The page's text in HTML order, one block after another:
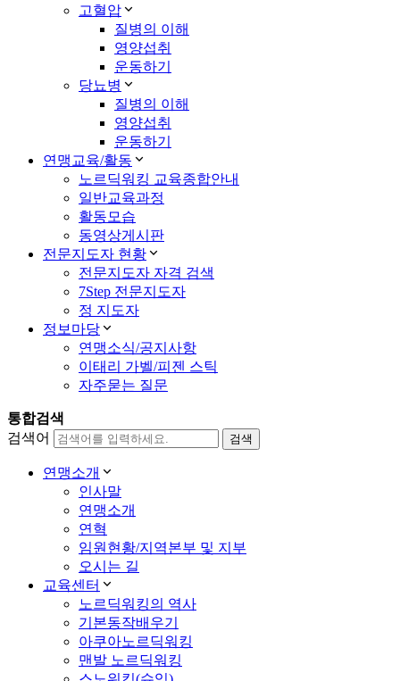
고혈압
질병의 이해
영양섭취
운동하기
당뇨병
질병의 이해
영양섭취
운동하기
연맹교육/활동
노르딕워킹 교육종합안내
일반교육과정
활동모습
동영상게시판
전문지도자 현황
전문지도자 자격 검색
7Step 전문지도자
정 지도자
정보마당
연맹소식/공지사항
이태리 가벨/피젠 스틱
자주묻는 질문
통합검색
검색어
연맹소개
인사말
연맹소개
연혁
임원현황/지역본부 및 지부
오시는 길
교육센터
노르딕워킹의 역사
기본동작배우기
아쿠아노르딕워킹
맨발 노르딕워킹